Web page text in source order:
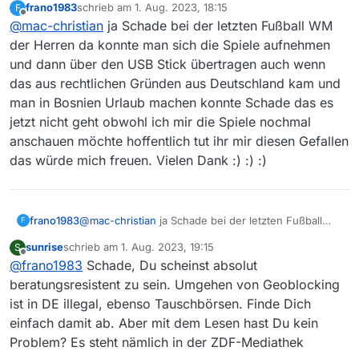
ebenso korrekte Gross-/Kleinschreibung.
Und nein, hier hilft dir niemand, geogeblockte
Sendungen zu laden.
F frano1983schrieb am 1. Aug. 2023, 18:15
zuletzt editiert von
@mac-christian ja Schade bei der letzten Fußball WM
der Herren da konnte man sich die Spiele aufnehmen
und dann über den USB Stick übertragen auch wenn
das aus rechtlichen Gründen aus Deutschland kam und
man in Bosnien Urlaub machen konnte Schade das es
jetzt nicht geht obwohl ich mir die Spiele nochmal
anschauen möchte hoffentlich tut ihr mir diesen Gefallen
das würde mich freuen. Vielen Dank :) :) :)
F frano1983@mac-christian ja Schade bei der letzten Fußball
aufnehmen und dann über den USB Stick
übertragen auch wenn das aus rechtlichen Gründen
aus Deutschland kam und man in Bosnien Urlaub
machen konnte Schade das es jetzt nicht geht
obwohl ich mir die Spiele nochmal anschauen
möchte hoffentlich tut ihr mir diesen Gefallen das
würde mich freuen. Vielen Dank :) :) :)
S
Offline
sunriseschrieb am 1. Aug. 2023, 19:15
zuletzt editiert von
@frano1983 Schade, Du scheinst absolut
beratungsresistent zu sein. Umgehen von Geoblocking
ist in DE illegal, ebenso Tauschbörsen. Finde Dich
einfach damit ab. Aber mit dem Lesen hast Du kein
Problem? Es steht nämlich in der ZDF-Mediathek